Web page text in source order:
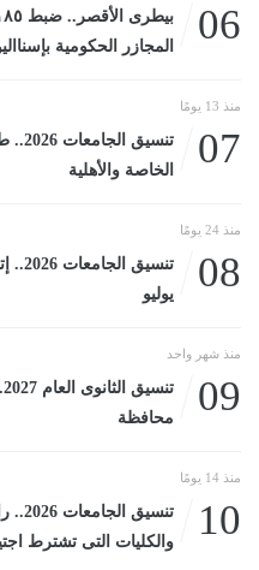
06
المجازر الحكومية بإسنااليوم الجمعة، 4
منذ 13 يومًا
07
الخاصة والأهلية
منذ 24 يومًا
08
يوليو
منذ شهر واحد
09
محافظة
منذ 14 يومًا
10
والكليات التى تشترط